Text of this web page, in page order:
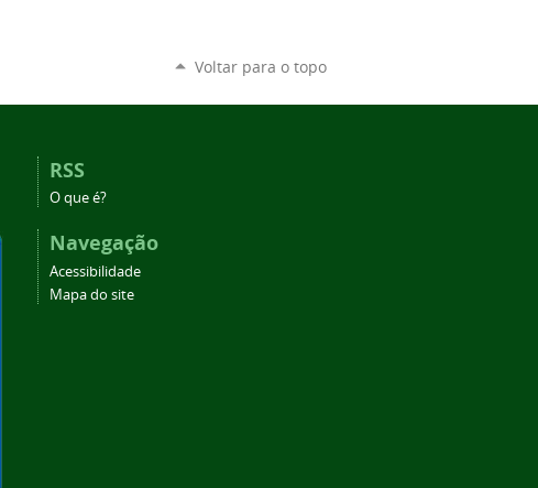
Voltar para o topo
RSS
O que é?
Navegação
Acessibilidade
Mapa do site